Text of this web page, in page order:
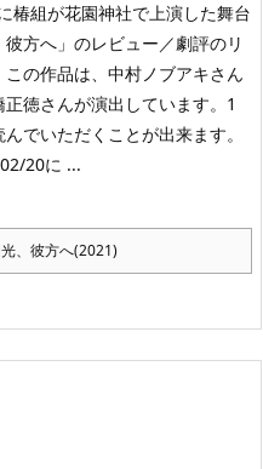
椿組が花園神社で上演した舞台
彼方へ」のレビュー／劇評のリ
この作品は、中村ノブアキさん
徳さんが演出しています。1
でいただくことが出来ます。
20に ...
、彼方へ(2021)